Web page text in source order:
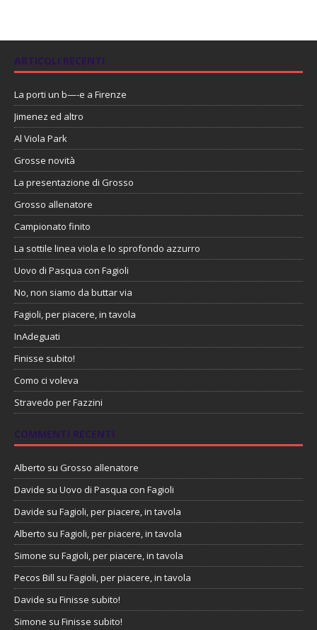
ARTICOLI RECENTI
La porti un b—-e a Firenze
Jimenez ed altro
Al Viola Park
Grosse novità
La presentazione di Grosso
Grosso allenatore
Campionato finito
La sottile linea viola e lo sprofondo azzurro
Uovo di Pasqua con Fagioli
No, non siamo da buttar via
Fagioli, per piacere, in tavola
InAdeguati
Finisse subito!
Como ci voleva
Stravedo per Fazzini
COMMENTI RECENTI
Alberto su Grosso allenatore
Davide su Uovo di Pasqua con Fagioli
Davide su Fagioli, per piacere, in tavola
Alberto su Fagioli, per piacere, in tavola
Simone su Fagioli, per piacere, in tavola
Pecos Bill su Fagioli, per piacere, in tavola
Davide su Finisse subito!
Simone su Finisse subito!